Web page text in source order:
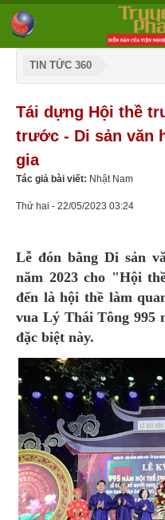
TIN TỨC 360
Tái dựng Hội thề
trước - Di sản văn
gia
Tác giả bài viết: Nhật Nam
Thứ hai - 22/05/2023 03:24
Lễ đón bằng Di sản
năm 2023 cho "Hội
đến là hội thề làm
vua Lý Thái Tông 995
đặc biệt này.